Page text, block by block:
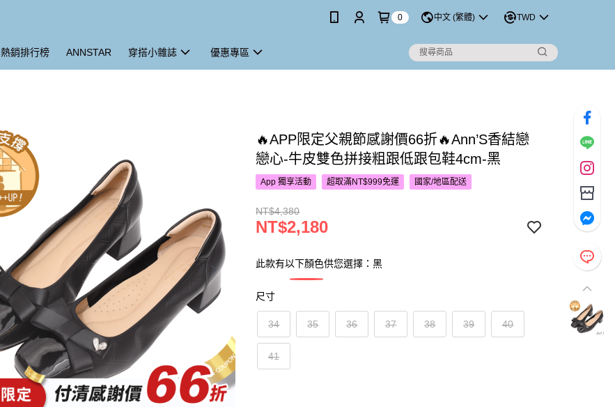
0 中文 (繁體) TWD
熱銷排行榜 ANNSTAR 穿搭小雜誌 優惠專區
🔥APP限定父親節感謝價66折🔥Ann’S香結戀
戀心-牛皮雙色拼接粗跟低跟包鞋4cm-黑
App 獨享活動 超取滿NT$999免運 國家/地區配送
NT$4,380
NT$2,180
此款有以下顏色供您選擇：黑
尺寸
34 35 36 37 38 39 40
41